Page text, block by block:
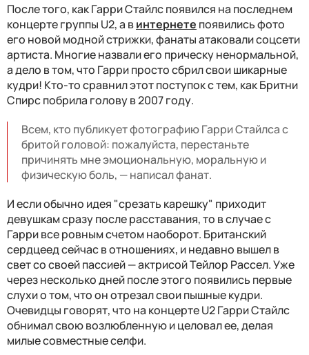
После того, как Гарри Стайлс появился на последнем
концерте группы U2, а винтернете появились фото
его новой модной стрижки, фанаты атаковали соцсети
артиста. Многие назвали его прическу ненормальной,
а дело в том, что Гарри просто сбрил свои шикарные
кудри! Кто-то сравнил этот поступок с тем, как Бритни
Спирс побрила голову в 2007 году.
Всем, кто публикует фотографию Гарри Стайлса с
бритой головой: пожалуйста, перестаньте
причинять мне эмоциональную, моральную и
физическую боль, — написал фанат.
И если обычно идея "срезать карешку" приходит
девушкам сразу после расставания, то в случае с
Гарри все ровным счетом наоборот. Британский
сердцеед сейчас в отношениях, и недавно вышел в
свет со своей пассией — актрисой Тейлор Рассел. Уже
через несколько дней после этого появились первые
слухи о том, что он отрезал свои пышные кудри.
Очевидцы говорят, что на концерте U2 Гарри Стайлс
обнимал свою возлюбленную и целовал ее, делая
милые совместные селфи.